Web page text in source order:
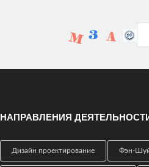
НАПРАВЛЕНИЯ
Дизайн проектирование Фэн-Шуй